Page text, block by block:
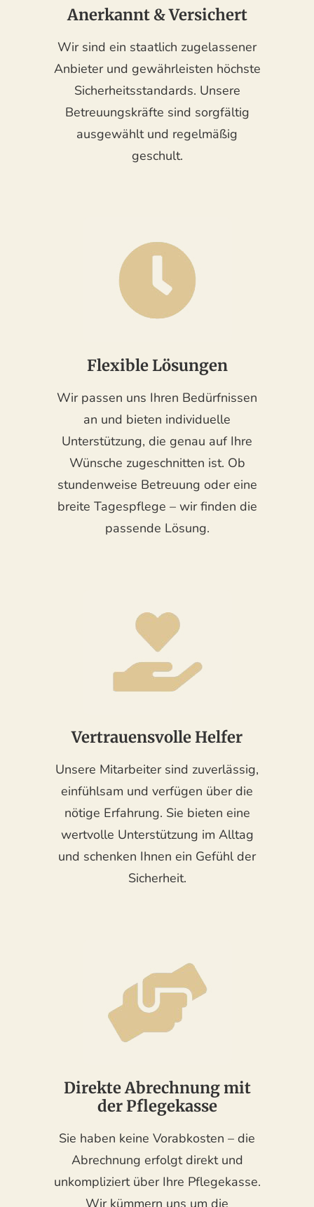
Anerkannt & Versichert
Wir sind ein staatlich zugelassener
Anbieter und gewährleisten höchste
Sicherheitsstandards. Unsere
Betreuungskräfte sind sorgfältig
ausgewählt und regelmäßig
geschult.
Flexible Lösungen
Wir passen uns Ihren Bedürfnissen
an und bieten individuelle
Unterstützung, die genau auf Ihre
Wünsche zugeschnitten ist. Ob
stundenweise Betreuung oder eine
breite Tagespflege – wir finden die
passende Lösung.
Vertrauensvolle Helfer
Unsere Mitarbeiter sind zuverlässig,
einfühlsam und verfügen über die
nötige Erfahrung. Sie bieten eine
wertvolle Unterstützung im Alltag
und schenken Ihnen ein Gefühl der
Sicherheit.
Direkte Abrechnung mit
der Pflegekasse
Sie haben keine Vorabkosten – die
Abrechnung erfolgt direkt und
unkompliziert über Ihre Pflegekasse.
Wir kümmern uns um die